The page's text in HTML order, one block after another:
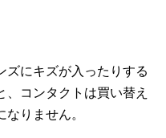
ズにキズが入ったりする
、コンタクトは買い替え
なりません。